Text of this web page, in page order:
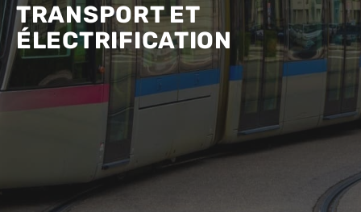
TRANSPORT ET
ÉLECTRIFICATION